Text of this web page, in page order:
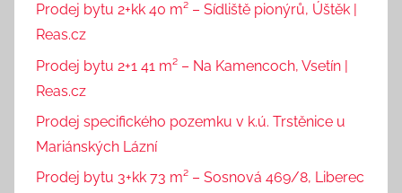
Prodej bytu 2+kk 40 m² – Sídliště pionýrů, Úštěk |
Reas.cz
Prodej bytu 2+1 41 m² – Na Kamencoch, Vsetín |
Reas.cz
Prodej specifického pozemku v k.ú. Trstěnice u
Mariánských Lázní
Prodej bytu 3+kk 73 m² – Sosnová 469/8, Liberec